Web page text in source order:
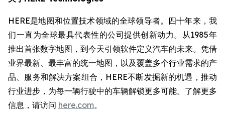
HERE是地图和位置技术领域的全球领导者。四十年来，我
们一直为全球最具代表性的公司提供创新动力。从1985年
推出首张数字地图，到今天引领软件定义汽车的未来。凭借
业界最新、最丰富的统一地图，以及覆盖多个行业需求的产
品、服务和解决方案组合，HERE不断发掘新的机遇，推动
行业进步，为每一辆行驶中的车辆解锁更多可能。了解更多
信息，请访问 here.com。